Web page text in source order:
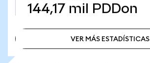
144,17 mil PDDon
VER MÁS ESTADÍSTICAS